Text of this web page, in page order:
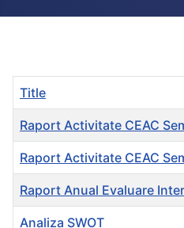
Title
Raport Activitate CEAC
Raport Activitate CEAC
Raport Anual Evaluare
Analiza SWOT